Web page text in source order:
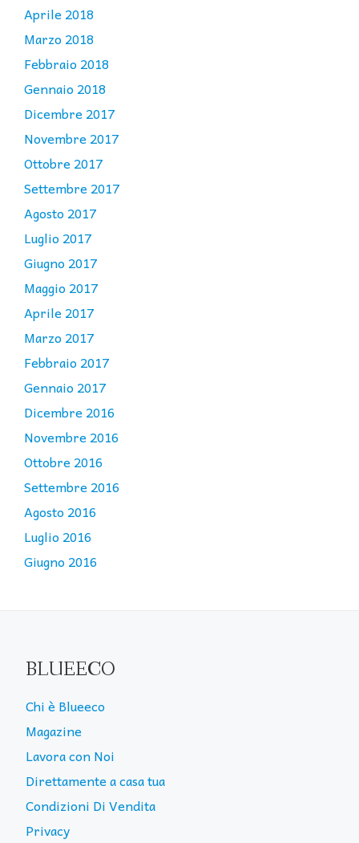
Aprile 2018
Marzo 2018
Febbraio 2018
Gennaio 2018
Dicembre 2017
Novembre 2017
Ottobre 2017
Settembre 2017
Agosto 2017
Luglio 2017
Giugno 2017
Maggio 2017
Aprile 2017
Marzo 2017
Febbraio 2017
Gennaio 2017
Dicembre 2016
Novembre 2016
Ottobre 2016
Settembre 2016
Agosto 2016
Luglio 2016
Giugno 2016
BLUEECO
Chi è Blueeco
Magazine
Lavora con Noi
Direttamente a casa tua
Condizioni Di Vendita
Privacy